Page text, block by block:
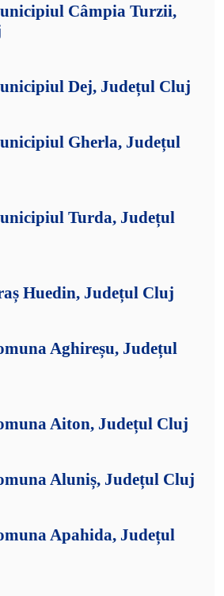
Câmpia Turzii,
Dej, Județul Cluj
Gherla, Județul
Turda, Județul
Huedin, Județul Cluj
Aghireșu, Județul
Aiton, Județul Cluj
Aluniș, Județul Cluj
Apahida, Județul